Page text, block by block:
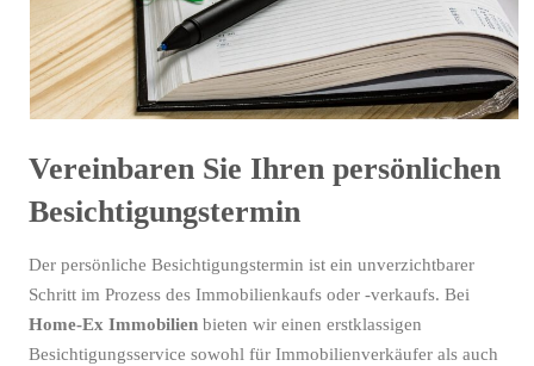
Vereinbaren Sie Ihren persönlichen
Besichtigungstermin
Der persönliche Besichtigungstermin ist ein unverzichtbarer
Schritt im Prozess des Immobilienkaufs oder -verkaufs. Bei
Home-Ex Immobilien bieten wir einen erstklassigen
Besichtigungsservice sowohl für Immobilienverkäufer als auch